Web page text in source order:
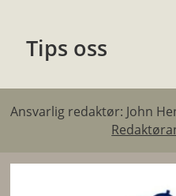
Tips oss
Ansvarlig redaktør: John